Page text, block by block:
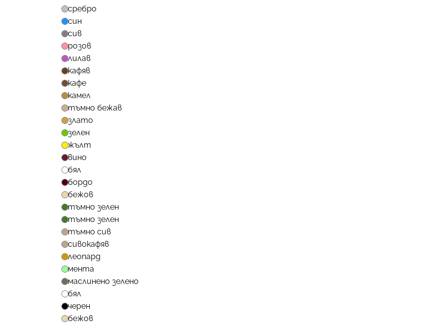
сребро
син
сив
розов
лилав
кафяв
кафе
камел
тъмно бежав
злато
зелен
жълт
вино
бял
бордо
бежов
тъмно зелен
тъмно зелен
тъмно сив
сивокафяв
леопард
мента
маслинено зелено
бял
черен
бежов